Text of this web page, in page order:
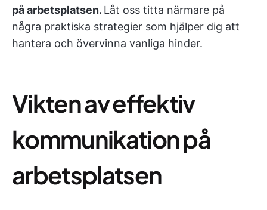
på arbetsplatsen. Låt oss titta närmare på
några praktiska strategier som hjälper dig att
hantera och övervinna vanliga hinder.
Vikten av effektiv
kommunikation på
arbetsplatsen